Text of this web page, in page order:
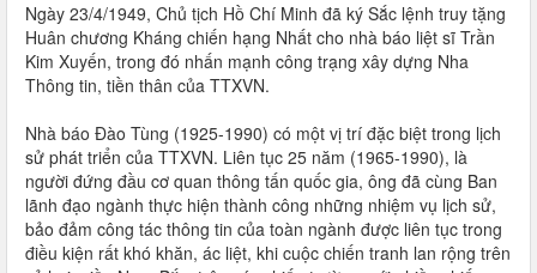
Ngày 23/4/1949, Chủ tịch Hồ Chí Minh đã ký Sắc lệnh truy tặng
Huân chương Kháng chiến hạng Nhất cho nhà báo liệt sĩ Trần
Kim Xuyến, trong đó nhấn mạnh công trạng xây dựng Nha
Thông tin, tiền thân của TTXVN.
Nhà báo Đào Tùng (1925-1990) có một vị trí đặc biệt trong lịch
sử phát triển của TTXVN. Liên tục 25 năm (1965-1990), là
người đứng đầu cơ quan thông tấn quốc gia, ông đã cùng Ban
lãnh đạo ngành thực hiện thành công những nhiệm vụ lịch sử,
bảo đảm công tác thông tin của toàn ngành được liên tục trong
điều kiện rất khó khăn, ác liệt, khi cuộc chiến tranh lan rộng trên